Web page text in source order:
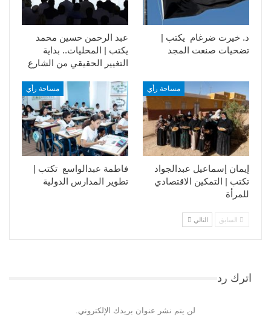
عبد الرحمن حسين محمد
يكتب | المحليات.. بداية
التغيير الحقيقي من الشارع
د. خيرت ضرغام يكتب |
تضحيات صنعت المجد
مساحة رأي
فاطمة عبدالواسع تكتب |
تطوير المدارس الدولية
مساحة رأي
إيمان إسماعيل عبدالجواد
تكتب | التمكين الاقتصادي
للمرأة
السابق التالي
اترك رد
لن يتم نشر عنوان بريدك الإلكتروني.